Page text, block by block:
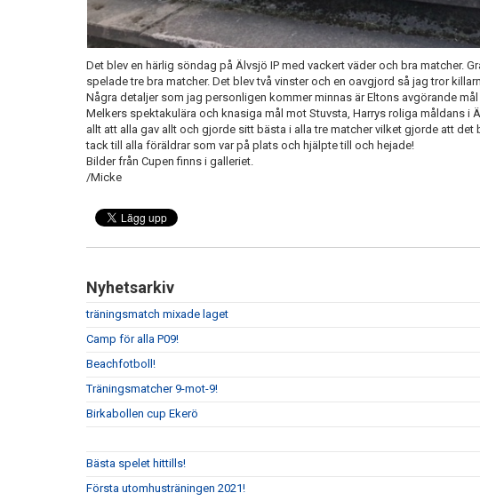
Det blev en härlig söndag på Älvsjö IP med vackert väder och bra matcher.
spelade tre bra matcher. Det blev två vinster och en oavgjord så jag tror
Några detaljer som jag personligen kommer minnas är Eltons avgörande
Melkers spektakulära och knasiga mål mot Stuvsta, Harrys roliga måldans i
allt att alla gav allt och gjorde sitt bästa i alla tre matcher vilket gjorde att det
tack till alla föräldrar som var på plats och hjälpte till och hejade!
Bilder från Cupen finns i galleriet.
/Micke
Nyhetsarkiv
träningsmatch mixade laget
Camp för alla P09!
Beachfotboll!
Träningsmatcher 9-mot-9!
Birkabollen cup Ekerö
Bästa spelet hittills!
Första utomhusträningen 2021!